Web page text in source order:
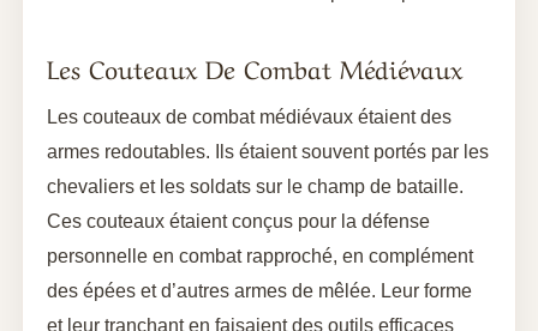
Les Couteaux De Combat Médiévaux
Les couteaux de combat médiévaux étaient des
armes redoutables. Ils étaient souvent portés par les
chevaliers et les soldats sur le champ de bataille.
Ces couteaux étaient conçus pour la défense
personnelle en combat rapproché, en complément
des épées et d’autres armes de mêlée. Leur forme
et leur tranchant en faisaient des outils efficaces